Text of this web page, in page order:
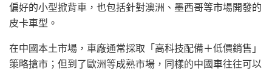
偏好的小型掀背車，也包括針對澳洲 、 墨西哥等市場開發的
皮卡車型。
在中國本土市場，車廠通常採取「高科技配備＋低價銷售」
策略搶市；但到了歐洲等成熟市場，同樣的中國車往往可以